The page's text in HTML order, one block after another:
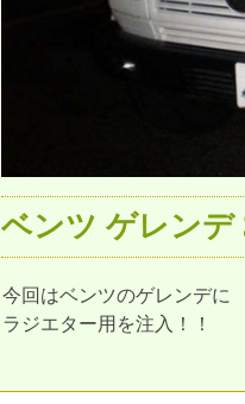
ベンツ ゲレンデ
今回はベンツのゲレンデに
ラジエター用を注入！！